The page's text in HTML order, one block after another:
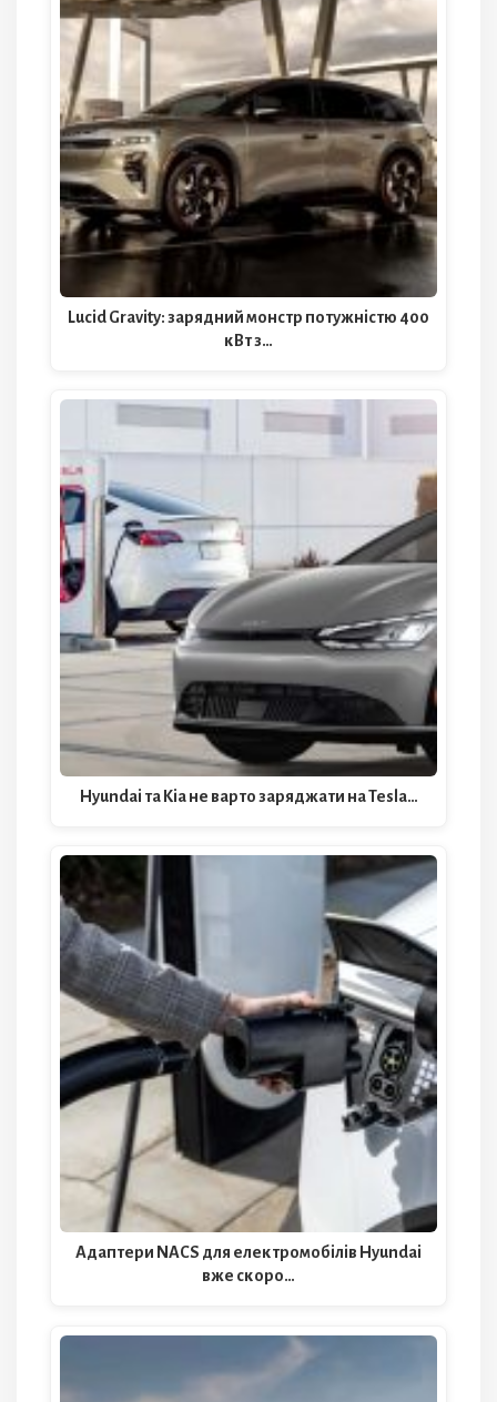
Lucid Gravity: зарядний монстр потужністю 400
кВт з…
Hyundai та Kia не варто заряджати на Tesla…
Адаптери NACS для електромобілів Hyundai
вже скоро…